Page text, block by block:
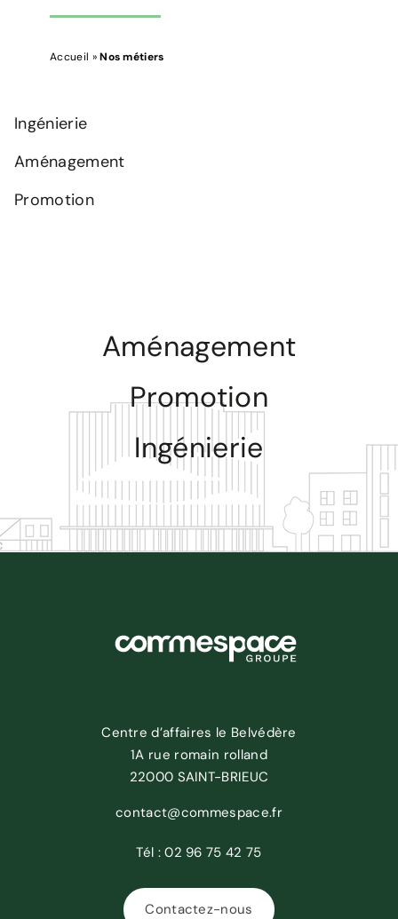
Accueil »Nos métiers
Ingénierie
Aménagement
Promotion
Aménagement
Promotion
Ingénierie
Centre d’affaires le Belvédère
1A rue romain rolland
22000 SAINT-BRIEUC
contact@commespace.fr
Tél :02 96 75 42 75
Contactez-nous